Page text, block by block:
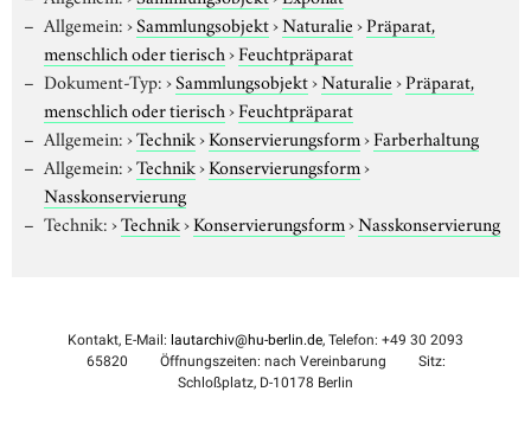
Allgemein:›Sammlungsobjekt›Naturalie›Präparat,
menschlich oder tierisch›Feuchtpräparat
Dokument-Typ:›Sammlungsobjekt›Naturalie›Präparat,
menschlich oder tierisch›Feuchtpräparat
Allgemein:›Technik›Konservierungsform›Farberhaltung
Allgemein:›Technik›Konservierungsform›
Nasskonservierung
Technik:›Technik›Konservierungsform›Nasskonservierung
Kontakt, E-Mail: lautarchiv@hu-berlin.de, Telefon: +49 30 2093
65820
Öffnungszeiten: nach Vereinbarung
Sitz:
Schloßplatz, D-10178 Berlin